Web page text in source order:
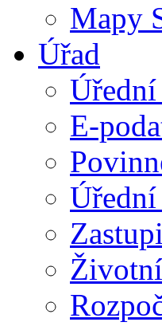
Mapy
Úřad
Úřední
E-